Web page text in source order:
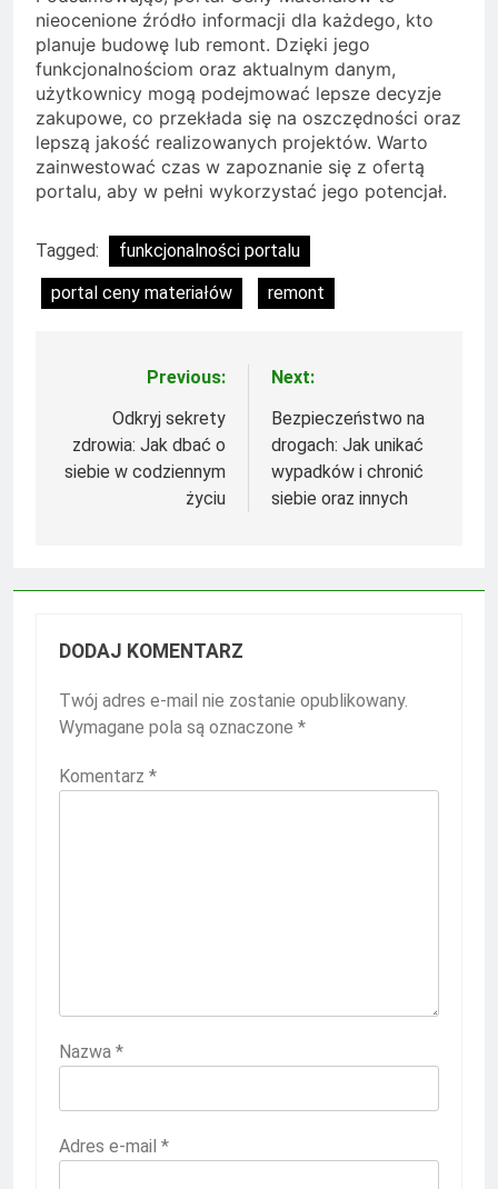
nieocenione źródło informacji dla każdego, kto
planuje budowę lub remont. Dzięki jego
funkcjonalnościom oraz aktualnym danym,
użytkownicy mogą podejmować lepsze decyzje
zakupowe, co przekłada się na oszczędności oraz
lepszą jakość realizowanych projektów. Warto
zainwestować czas w zapoznanie się z ofertą
portalu, aby w pełni wykorzystać jego potencjał.
Tagged:
funkcjonalności portalu
portal ceny materiałów
remont
Nawigacja
wpisu
Previous:
Odkryj sekrety
zdrowia: Jak dbać o
siebie w codziennym
życiu
Next:
Bezpieczeństwo na
drogach: Jak unikać
wypadków i chronić
siebie oraz innych
DODAJ KOMENTARZ
Twój adres e-mail nie zostanie opublikowany.
Wymagane pola są oznaczone *
Komentarz *
Nazwa *
Adres e-mail *